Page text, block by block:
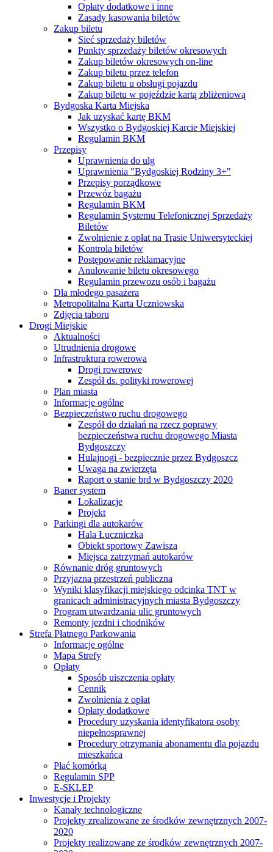
Opłaty dodatkowe i inne
Zasady kasowania biletów
Zakup biletu
Sieć sprzedaży biletów
Punkty sprzedaży biletów okresowych
Zakup biletów okresowych on-line
Zakup biletu przez telefon
Zakup biletu u obsługi pojazdu
Zakup biletu w pojeździe kartą zbliżeniową
Bydgoska Karta Miejska
Jak uzyskać kartę BKM
Wszystko o Bydgoskiej Karcie Miejskiej
Regulamin BKM
Przepisy
Uprawnienia do ulg
Uprawnienia "Bydgoskiej Rodziny 3+"
Przepisy porządkowe
Przewóz bagażu
Regulamin BKM
Regulamin Systemu Telefonicznej Sprzedaży
Biletów
Zwolnienie z opłat na Trasie Uniwersyteckiej
Kontrola biletów
Postępowanie reklamacyjne
Anulowanie biletu okresowego
Regulamin przewozu osób i bagażu
Dla młodego pasażera
Metropolitalna Karta Uczniowska
Zdjęcia taboru
Drogi Miejskie
Aktualności
Utrudnienia drogowe
Infrastruktura rowerowa
Drogi rowerowe
Zespół ds. polityki rowerowej
Plan miasta
Informacje ogólne
Bezpieczeństwo ruchu drogowego
Zespół do działań na rzecz poprawy
bezpieczeństwa ruchu drogowego Miasta
Bydgoszczy
Hulajnogi - bezpiecznie przez Bydgoszcz
Uwaga na zwierzęta
Raport o stanie brd w Bydgoszczy 2020
Baner system
Lokalizacje
Projekt
Parkingi dla autokarów
Hala Łuczniczka
Obiekt sportowy Zawisza
Miejsca zatrzymań autokarów
Równanie dróg gruntowych
Przyjazna przestrzeń publiczna
Wyniki klasyfikacji miejskiego odcinka TNT w
granicach administracyjnych miasta Bydgoszczy
Program utwardzania ulic gruntowych
Remonty jezdni i chodników
Strefa Płatnego Parkowania
Informacje ogólne
Mapa Strefy
Opłaty
Sposób uiszczenia opłaty
Cennik
Zwolnienia z opłat
Opłaty dodatkowe
Procedury uzyskania identyfikatora osoby
niepełnosprawnej
Procedury otrzymania abonamentu dla pojazdu
mieszkańca
Płać komórką
Regulamin SPP
E-SKLEP
Inwestycje i Projekty
Kanały technologiczne
Projekty zrealizowane ze środków zewnętrznych 2007-
2020
Projekty realizowane ze środków zewnętrznych 2007-